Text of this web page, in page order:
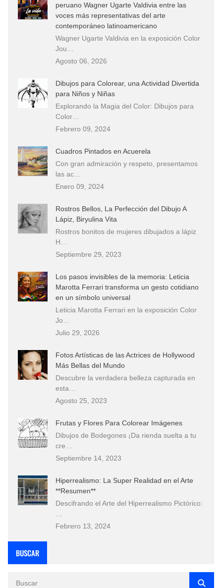
peruano Wagner Ugarte Valdivia entre las
voces más representativas del arte
contemporáneo latinoamericano
Wagner Ugarte Valdivia en la exposición Color
Jou…
Agosto 06, 2026
Dibujos para Colorear, una Actividad Divertida
para Niños y Niñas
Explorando la Magia del Color: Dibujos para
Color…
Febrero 09, 2024
Cuadros Pintados en Acuerela
Con gran admiración y respeto, presentamos
las ac…
Enero 09, 2024
Rostros Bellos, La Perfección del Dibujo A
Lápiz, Biryulina Vita
Rostros bonitos de mujeres dibujados a lápiz
H…
Septiembre 29, 2023
Los pasos invisibles de la memoria: Leticia
Marotta Ferrari transforma un gesto cotidiano
en un símbolo universal
Leticia Marotta Ferrari en la exposición Color
Jo…
Julio 29, 2026
Fotos Artísticas de las Actrices de Hollywood
Más Bellas del Mundo
Descubre la verdadera belleza capturada en
esta…
Agosto 25, 2023
Frutas y Flores Para Colorear Imágenes
Dibujos de Bodegones ¡Da rienda suelta a tu
cre…
Septiembre 14, 2023
Hiperrealismo: La Super Realidad en el Arte
**Resumen**
Descifrando el Arte del Hiperrealismo Pictórico:
Febrero 13, 2024
BUSCAR